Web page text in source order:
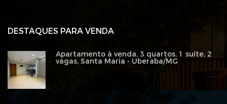
DESTAQUES PARA VENDA
Apartamento à venda, 3 quartos, 1 suíte, 2
vagas, Santa Maria - Uberaba/MG